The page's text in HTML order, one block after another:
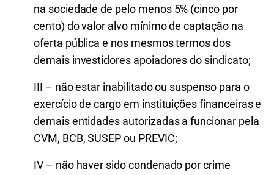
na sociedade de pelo menos 5% (cinco por
cento) do valor alvo mínimo de captação na
oferta pública e nos mesmos termos dos
demais investidores apoiadores do sindicato;
III – não estar inabilitado ou suspenso para o
exercício de cargo em instituições financeiras e
demais entidades autorizadas a funcionar pela
CVM, BCB, SUSEP ou PREVIC;
IV – não haver sido condenado por crime